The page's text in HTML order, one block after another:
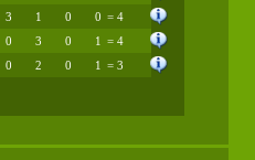
3 1 0 0 = 4
0 3 0 1 = 4
0 2 0 1 = 3